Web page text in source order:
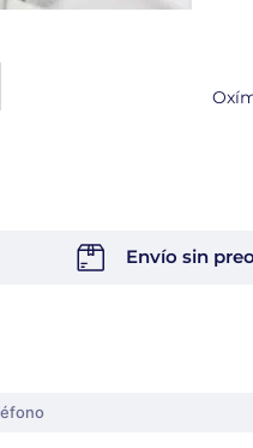
Envío sin